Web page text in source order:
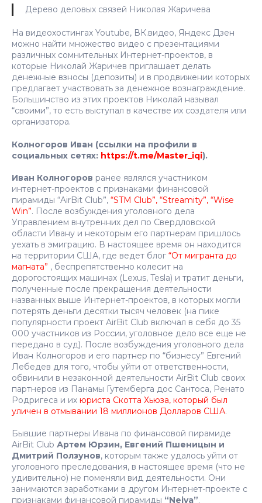
Дерево деловых связей Николая Жаричева
На видеохостингах Youtube, ВК.видео, Яндекс Дзен
можно найти множество видео с презентациями
различных сомнительных Интернет-проектов, в
которые Николай Жаричев приглашает делать
денежные взносы (депозиты) и в продвижении которых
предлагает участвовать за денежное вознаграждение.
Большинство из этих проектов Николай называл
“своими”, то есть выступал в качестве их создателя или
организатора.
Колногоров Иван (ссылки на профили в
социальных сетях: https://t.me/Master_iqi).
Иван Колногоров ранее являлся участником
интернет-проектов с признаками финансовой
пирамиды “AirBit Club”, “STM Club”, “Streamity”, “Wise
Win”. После возбуждения уголовного дела
Управлением внутренних дел по Свердловской
области Ивану и некоторым его партнерам пришлось
уехать в эмиграцию. В настоящее время он находится
на территории США, где ведет блог “От мигранта до
магната” , беспрепятственно колесит на
дорогостоящих машинах (Lexus, Tesla) и тратит деньги,
полученные после прекращения деятельности
названных выше Интернет-проектов, в которых могли
потерять деньги десятки тысяч человек (на пике
популярности проект AirBit Club включал в себя до 35
000 участников из России, уголовное дело все еще не
передано в суд). После возбуждения уголовного дела
Иван Колногоров и его партнер по “бизнесу” Евгений
Лебедев для того, чтобы уйти от ответственности,
обвинили в незаконной деятельности AirBit Club своих
партнеров из Панамы Гутемберга дос Сантоса, Ренато
Родригеса и их юриста Скотта Хьюза, который был
уличен в отмывании 18 миллионов Долларов США.
Бывшие партнеры Ивана по финансовой пирамиде
AirBit Club Артем Юрзин, Евгений Пшеницын и
Дмитрий Ползунов, которым также удалось уйти от
уголовного преследования, в настоящее время (что не
удивительно) не поменяли вид деятельности. Они
занимаются заработками в другом Интернет-проекте с
признаками финансовой пирамиды “Neiva”.